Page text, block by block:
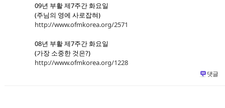
09년 부활 제7주간 화요일
(주님의 영에 사로잡혀)
http://www.ofmkorea.org/2571
08년 부활 제7주간 화요일
(가장 소중한 것은?)
http://www.ofmkorea.org/1228
댓글